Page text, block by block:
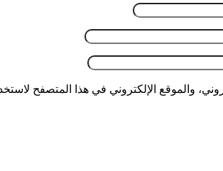
والموقع الإلكتروني في هذا المتصفح